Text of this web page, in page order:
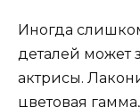
Иногда
деталей может
актрисы.
цветовая